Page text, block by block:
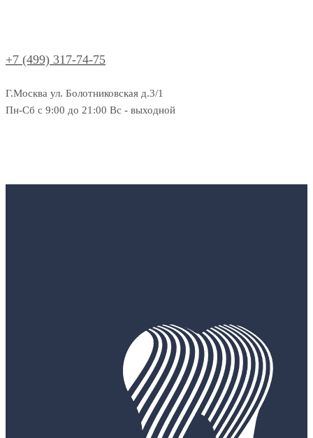
+7 (499) 317-74-75
Г.Москва ул. Болотниковская д.3/1
Пн-Сб с 9:00 до 21:00 Вс - выходной